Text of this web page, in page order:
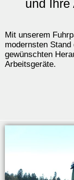
und Ihre
Mit unserem
modernsten
gewünschten
Arbeitsgeräte.